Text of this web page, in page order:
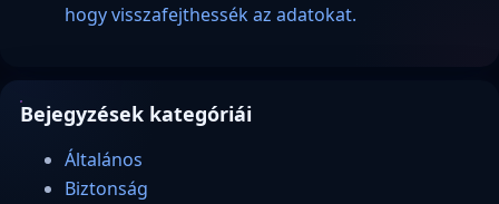
hogy visszafejthessék az adatokat.
Bejegyzések kategóriái
Általános
Biztonság